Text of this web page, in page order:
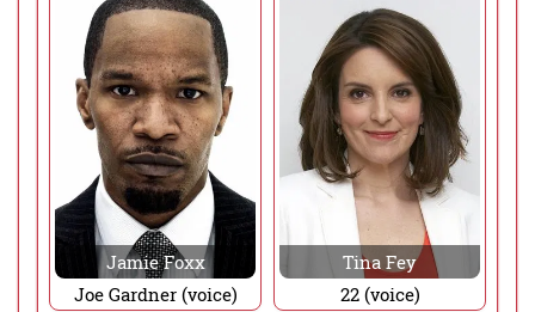
Jamie Foxx
Joe Gardner (voice)
Tina Fey
22 (voice)